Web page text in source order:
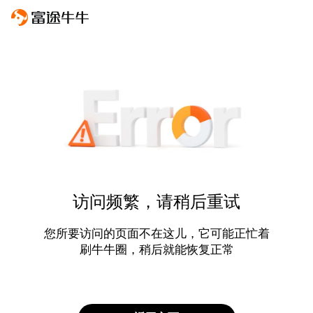
访问频繁，请稍后重试
您所要访问的页面不在这儿，它可能正忙着
刷牛牛圈，稍后就能恢复正常